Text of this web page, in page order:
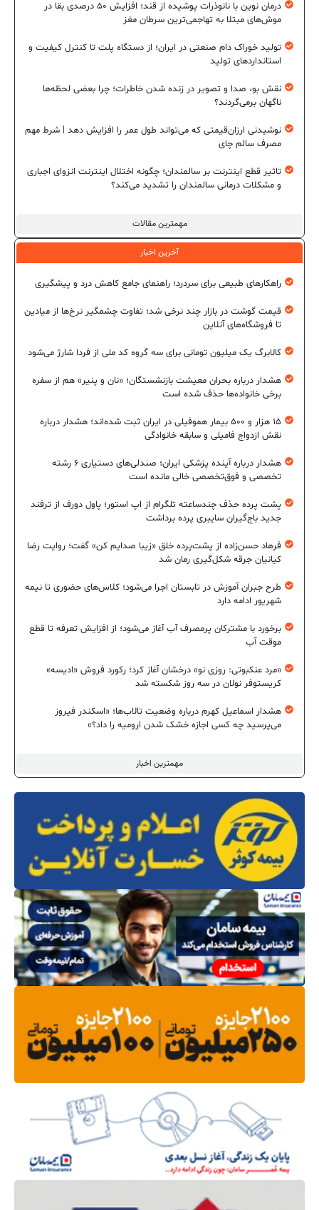
مهمترین مقالات
درمان نوین با نانوذرات پوشیده از قند؛ افزایش ۵۰ درصدی بقا در
موش‌های مبتلا به تهاجمی‌ترین سرطان مغز
تولید خوراک دام صنعتی در ایران؛ از دستگاه پلت تا کنترل کیفیت و
استانداردهای تولید
نقش بو، صدا و تصویر در زنده شدن خاطرات؛ چرا بعضی لحظه‌ها
ناگهان برمی‌گردند؟
نوشیدنی ارزان‌قیمتی که می‌تواند طول عمر را افزایش دهد | شرط مهم
مصرف سالم چای
تاثیر قطع اینترنت بر سالمندان؛ چگونه اختلال اینترنت انزوای اجباری
و مشکلات درمانی سالمندان را تشدید می‌کند؟
آخرین اخبار
مهمترین اخبار
راهکارهای طبیعی برای سردرد؛ راهنمای جامع کاهش درد و پیشگیری
قیمت گوشت در بازار چند نرخی شد؛ تفاوت چشمگیر نرخ‌ها از میادین
تا فروشگاه‌های آنلاین
کالابرگ یک میلیون تومانی برای سه گروه کد ملی از فردا شارژ می‌شود
هشدار درباره بحران معیشت بازنشستگان؛ «نان و پنیر» هم از سفره
برخی خانواده‌ها حذف شده است
۱۵ هزار و ۵۰۰ بیمار هموفیلی در ایران ثبت شده‌اند؛ هشدار درباره
نقش ازدواج فامیلی و سابقه خانوادگی
هشدار درباره آینده پزشکی ایران؛ صندلی‌های دستیاری ۶ رشته
تخصصی و فوق‌تخصصی خالی مانده است
پشت پرده حذف چندساعته تلگرام از اپ استور؛ پاول دورف از ترفند
جدید باج‌گیران سایبری پرده برداشت
فرهاد حسن‌زاده از پشت‌پرده خلق «زیبا صدایم کن» گفت؛ روایت رضا
کیانیان جرقه شکل‌گیری رمان شد
طرح جبران آموزش در تابستان اجرا می‌شود؛ کلاس‌های حضوری تا نیمه
شهریور ادامه دارد
برخورد با مشترکان پرمصرف آب آغاز می‌شود؛ از افزایش تعرفه تا قطع
موقت آب
«مرد عنکبوتی: روزی نو» درخشان آغاز کرد؛ رکورد فروش «ادیسه»
کریستوفر نولان در سه روز شکسته شد
هشدار اسماعیل کهرم درباره وضعیت تالاب‌ها؛ «اسکندر فیروز
می‌پرسید چه کسی اجازه خشک شدن ارومیه را داد؟»